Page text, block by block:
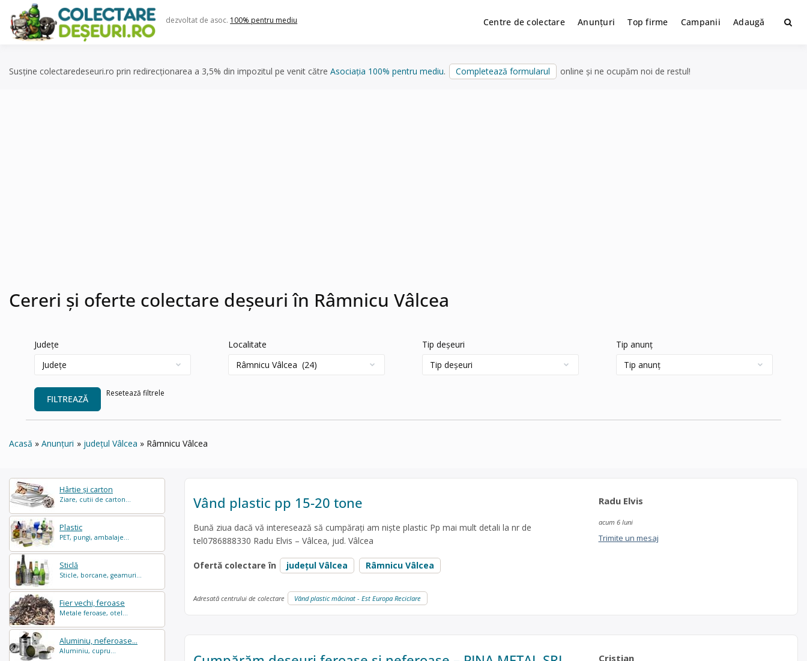
content
dezvoltat de asoc. 100% pentru mediu Centre de colectare Anunțuri Top firme Campanii Adaugă
Susține colectaredeseuri.ro prin redirecționarea a 3,5% din impozitul pe venit către Asociația 100% pentru mediu. Completează formularul online și ne ocupăm noi de restul!
Cereri și oferte colectare deșeuri în Râmnicu Vâlcea
Județe Localitate Tip deșeuri Tip anunț
FILTREAZĂ
Resetează filtrele
Acasă Anunțuri județul Vâlcea Râmnicu Vâlcea
Hârtie și carton
Ziare, cutii de carton...
Plastic
PET, pungi, ambalaje...
Sticlă
Sticle, borcane, geamuri...
Fier vechi, feroase
Metale feroase, otel...
Aluminiu, neferoase...
Aluminiu, cupru...
Vând plastic pp 15-20 tone
Bună ziua dacă vă interesează să cumpărați am niște plastic Pp mai mult detali la nr de
tel0786888330 Radu Elvis – Vâlcea, jud. Vâlcea
Ofertă colectare în județul Vâlcea Râmnicu Vâlcea
Radu Elvis
acum 6 luni
Trimite un mesaj
Adresată centrului de colectare Vând plastic măcinat - Est Europa Reciclare
Cristian